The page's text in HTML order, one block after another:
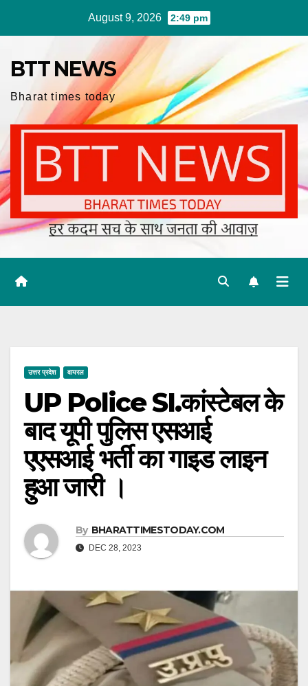
August 9, 2026 2:49 pm
BTT NEWS
Bharat times today
उत्तर प्रदेश वायरल
UP Police SI.कांस्टेबल के
बाद यूपी पुलिस एसआई
एएसआई भर्ती का गाइड लाइन
हुआ जारी ।
By BHARATTIMESTODAY.COM
DEC 28, 2023